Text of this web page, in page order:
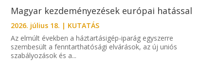
Magyar kezdeményezések európai hatással
2026. július 18. | KUTATÁS
Az elmúlt években a háztartásigép-iparág egyszerre
szembesült a fenntarthatósági elvárások, az új uniós
szabályozások és a...